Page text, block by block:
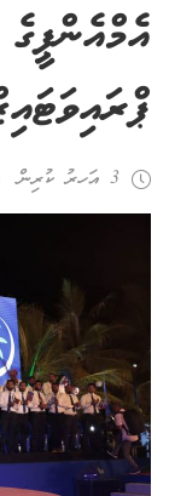
3 އަހރު ކުރިން